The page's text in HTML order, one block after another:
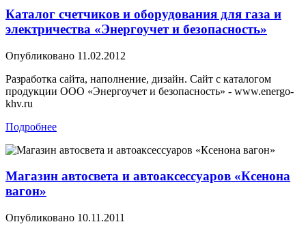
Каталог счетчиков и оборудования для газа и
электричества «Энергоучет и безопасность»
Опубликовано 11.02.2012
Разработка сайта, наполнение, дизайн. Сайт с каталогом
продукции ООО «Энергоучет и безопасность» - www.energo-
khv.ru
Подробнее
Магазин автосвета и автоаксессуаров «Ксенона
вагон»
Опубликовано 10.11.2011